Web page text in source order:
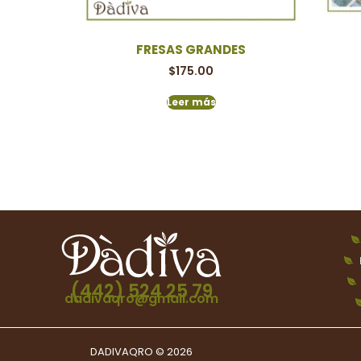
FRESAS GRANDES
$175.00
Leer más
(442) 524 25 79
dadivaqro@gmail.com
DADIVAQRO © 2026